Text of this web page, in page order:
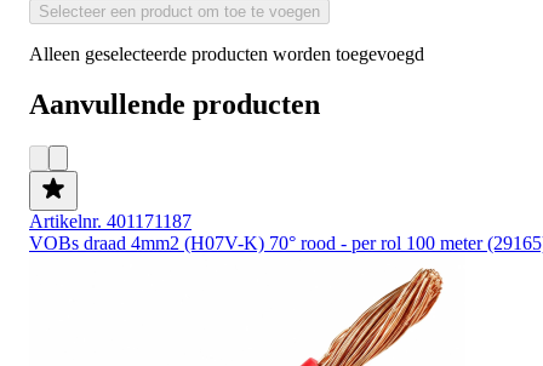
Selecteer een product om toe te voegen
Alleen geselecteerde producten worden toegevoegd
Aanvullende producten
Artikelnr. 401171187
VOBs draad 4mm2 (H07V-K) 70° rood - per rol 100 meter